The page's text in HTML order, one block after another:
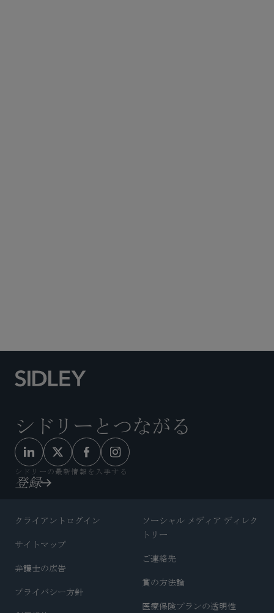
シドリーとつながる
シドリーの最新情報を入手する
登録
クライアントログイン
サイトマップ
弁護士の広告
プライバシー方針
ソーシャル メディア ディレク
トリー
ご連絡先
賞の方法論
医療保険プランの透明性